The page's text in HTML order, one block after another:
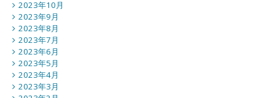
2023年10月
2023年9月
2023年8月
2023年7月
2023年6月
2023年5月
2023年4月
2023年3月